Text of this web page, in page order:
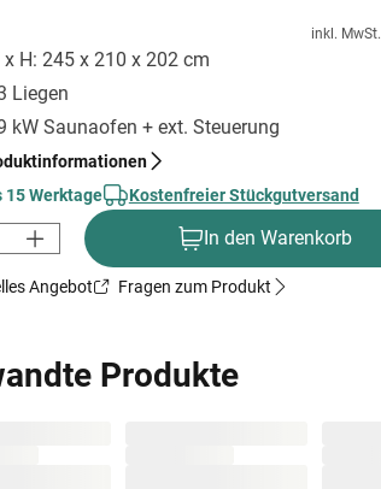
inkl. MwSt.
x H: 245 x 210 x 202 cm
Liegen
kW Saunaofen + ext. Steuerung
15 Werktage
Kostenfreier Stückgutversand
In den Warenkorb
Angebot Fragen zum Produkt
Produkte